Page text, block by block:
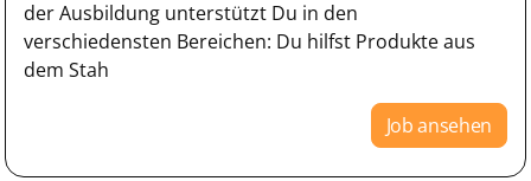
der Ausbildung unterstützt Du in den
verschiedensten Bereichen: Du hilfst Produkte aus
dem Stah
Job ansehen